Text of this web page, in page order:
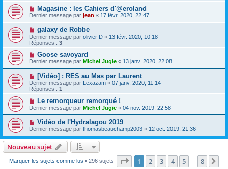
Magasine : les Cahiers d'@eroland
Dernier message par jean « 17 févr. 2020, 22:47
galaxy de Robbe
Dernier message par olivier D « 13 févr. 2020, 10:18
Réponses : 3
Goose savoyard
Dernier message par Michel Jugie « 13 janv. 2020, 22:08
[Vidéo] : RES au Mas par Laurent
Dernier message par Lexazam « 07 janv. 2020, 11:14
Réponses : 1
Le remorqueur remorqué !
Dernier message par Michel Jugie « 04 nov. 2019, 22:58
Vidéo de l'Hydralagou 2019
Dernier message par thomasbeauchamp2003 « 12 oct. 2019, 21:36
Nouveau sujet
Marquer les sujets comme lus • 296 sujets Page 1sur8
1 2 3 4 5 8